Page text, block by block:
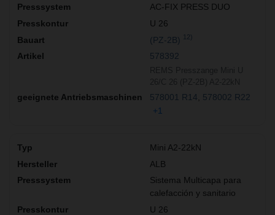
AC-FIX PRESS DUO
U 26
(PZ-2B)
12)
578392
578001 R14
578002 R22
+1
Mini A2-22kN
ALB
Sistema Multicapa para
calefacción y sanitario
U 26